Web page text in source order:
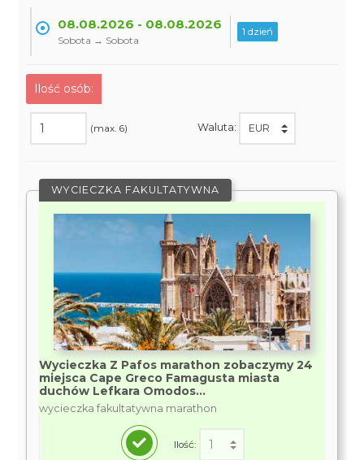
08.08.2026 - 08.08.2026
Sobota → Sobota
1 dzień
Ilość osób:
(max. 6) Waluta:
WYCIECZKA FAKULTATYWNA
Wycieczka Z Pafos marathon zobaczymy 24
miejsca Cape Greco Famagusta miasta
duchów Lefkara Omodos...
wycieczka fakultatywna marathon
Ilość: